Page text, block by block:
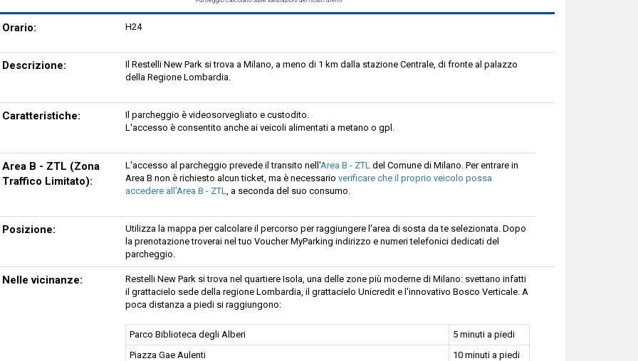
Orario: H24
Descrizione:
Il Restelli New Park si trova a Milano, a meno di 1 km dalla stazione Centrale, di fronte al palazzo
della Regione Lombardia.
Caratteristiche:
Il parcheggio è videosorvegliato e custodito.
L'accesso è consentito anche ai veicoli alimentati a metano o gpl.
Area B - ZTL (Zona
Traffico Limitato):
L'accesso al parcheggio prevede il transito nell'Area B - ZTL del Comune di Milano. Per entrare in
Area B non è richiesto alcun ticket, ma è necessario verificare che il proprio veicolo possa
accedere all'Area B - ZTL
, a seconda del suo consumo.
Posizione:
Utilizza la mappa per calcolare il percorso per raggiungere l'area di sosta da te selezionata. Dopo
la prenotazione troverai nel tuo Voucher MyParking indirizzo e numeri telefonici dedicati del
parcheggio.
Nelle vicinanze:
Restelli New Park si trova nel quartiere Isola, una delle zone più moderne di Milano: svettano infatti
il grattacielo sede della regione Lombardia, il grattacielo Unicredit e l'innovativo Bosco Verticale. A
poca distanza a piedi si raggiungono:
Parco Biblioteca degli Alberi
5 minuti a piedi
Piazza Gae Aulenti
10 minuti a piedi